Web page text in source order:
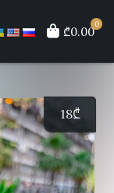
0
₾0.00
18₾